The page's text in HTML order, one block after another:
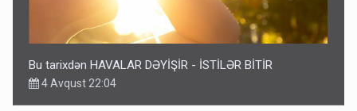
Bu tarixdən HAVALAR DƏYİŞİR - İSTİLƏR BİTİR
4 Avqust 22:04